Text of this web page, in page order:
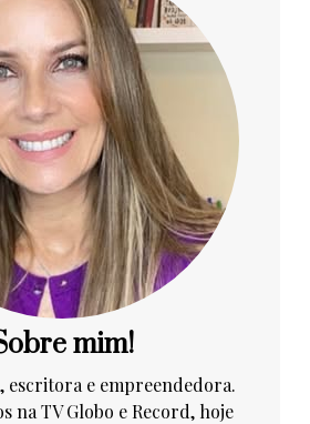
mim!
escritora e empreendedora.
na TV Globo e Record, hoje